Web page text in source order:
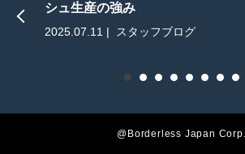
シュ生産の強み
2025.07.11 | スタッフブログ
@Borderless Japan Corp.